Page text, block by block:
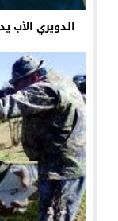
الدويري الأب